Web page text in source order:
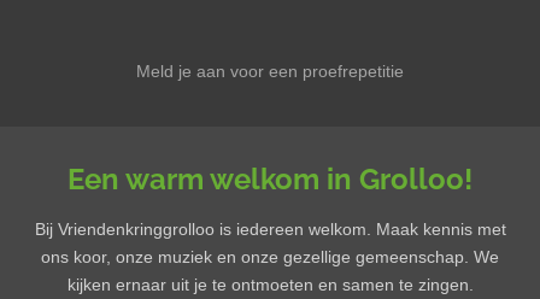
Meld je aan voor een proefrepetitie
Een warm welkom in Grolloo!
Bij Vriendenkringgrolloo is iedereen welkom. Maak kennis met
ons koor, onze muziek en onze gezellige gemeenschap. We
kijken ernaar uit je te ontmoeten en samen te zingen.